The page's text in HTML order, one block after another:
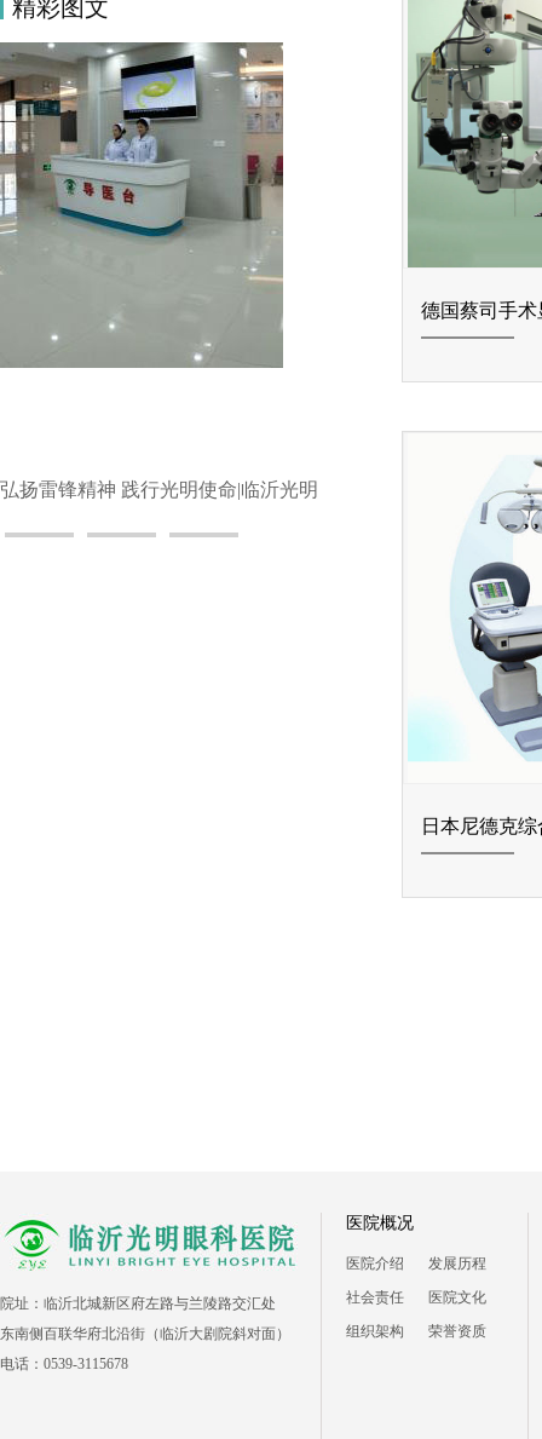
精彩图文
弘扬雷锋精神 践行光明使命|临沂光明眼科
务活动
德国蔡司手术
日本尼德克
院址：临沂北城新区府左路与兰陵路交汇处
东南侧百联华府北沿街（临沂大剧院斜对面）
电话：0539-3115678
医院概况
医院介绍
发展历程
社会责任
医院文化
组织架构
荣誉资质